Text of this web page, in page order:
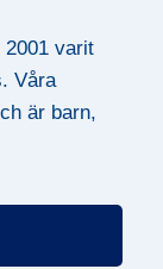
varit
Våra
är barn,